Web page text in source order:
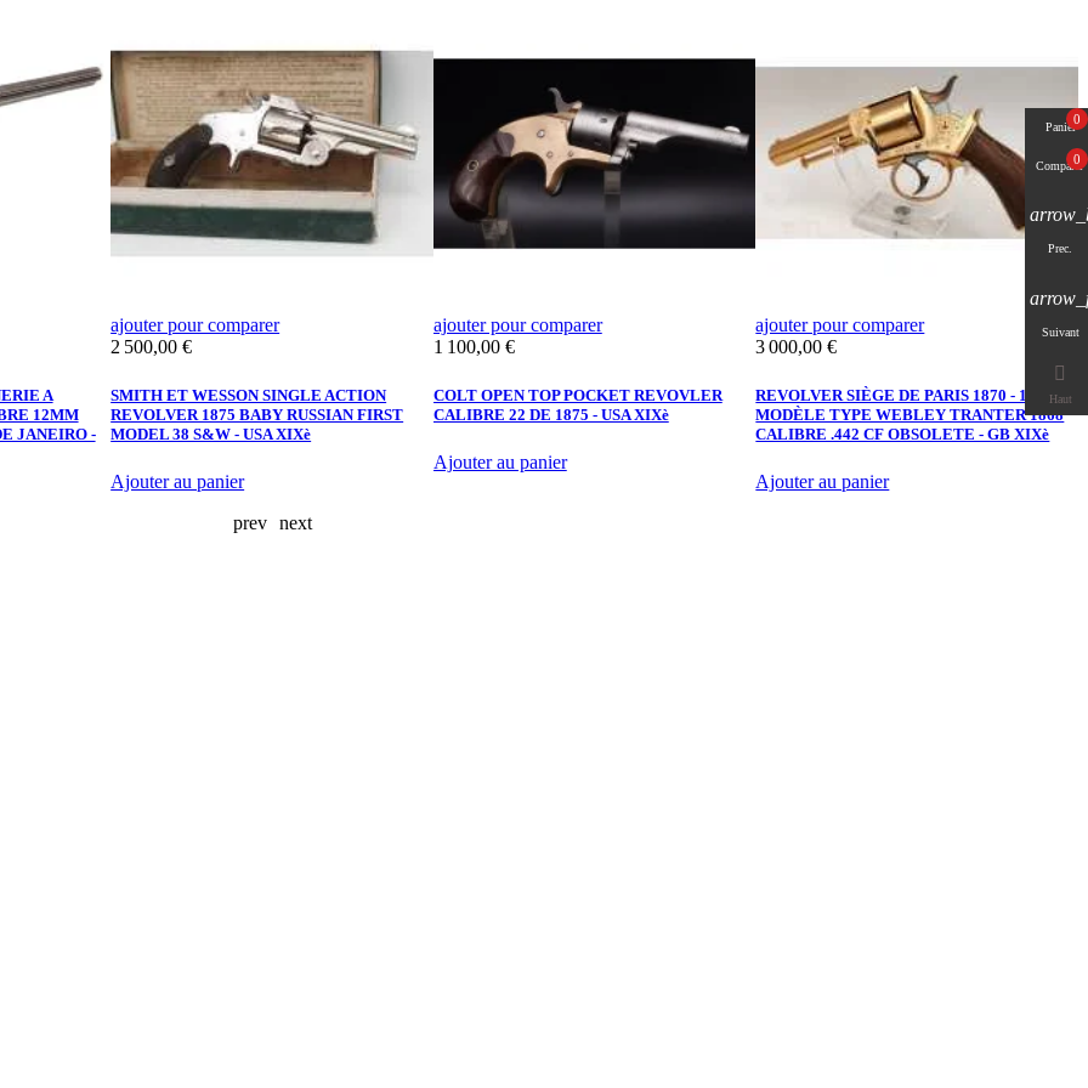
A
12MM
JANEIRO -
ajouter pour comparer
Prix
2 500,00 €
SMITH ET WESSON SINGLE ACTION
REVOLVER 1875 BABY RUSSIAN FIRST
MODEL 38 S&W - USA XIXè
Ajouter au panier
ajouter pour comparer
Prix
1 100,00 €
COLT OPEN TOP POCKET REVOVLER
CALIBRE 22 DE 1875 - USA XIXè
Ajouter au panier
ajouter pour comparer
Prix
3 000,00 €
REVOLVER SIÈGE DE PARIS 1870 - 1871
MODÈLE TYPE WEBLEY TRANTER 1868
CALIBRE .442 CF OBSOLETE - GB XIXè
Ajouter au panier
prev next
Panier
0
Comparer
0
Prec.
Suivant

Haut